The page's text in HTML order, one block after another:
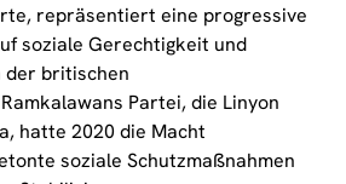
repräsentiert eine progressive
soziale Gerechtigkeit und
der britischen
Partei, die Linyon
hatte 2020 die Macht
soziale Schutzmaßnahmen